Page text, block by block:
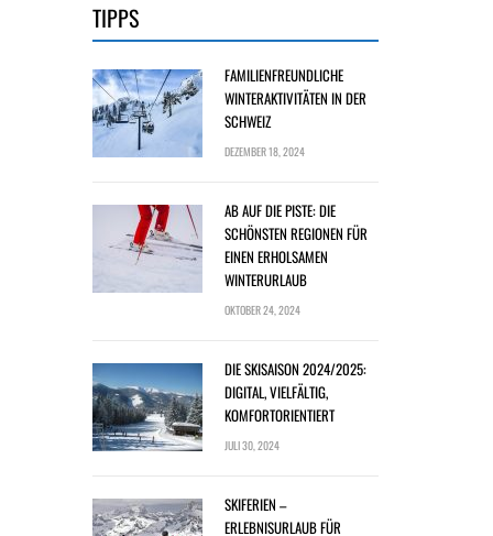
TIPPS
FAMILIENFREUNDLICHE
WINTERAKTIVITÄTEN IN DER
SCHWEIZ
DEZEMBER 18, 2024
AB AUF DIE PISTE: DIE
SCHÖNSTEN REGIONEN FÜR
EINEN ERHOLSAMEN
WINTERURLAUB
OKTOBER 24, 2024
DIE SKISAISON 2024/2025:
DIGITAL, VIELFÄLTIG,
KOMFORTORIENTIERT
JULI 30, 2024
SKIFERIEN –
ERLEBNISURLAUB FÜR